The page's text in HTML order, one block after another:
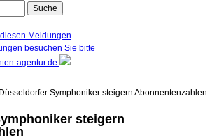
Meldungen
besuchen Sie bitte
agentur.de
Symphoniker steigern Abonnentenzahlen
steigern